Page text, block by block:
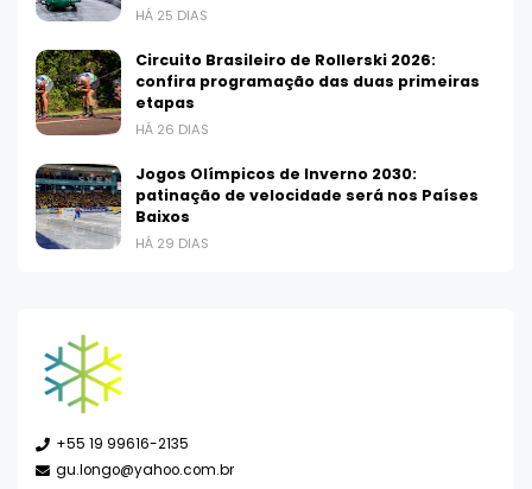
HÁ 25 DIAS
Circuito Brasileiro de Rollerski 2026:
confira programação das duas primeiras
etapas
HÁ 26 DIAS
Jogos Olímpicos de Inverno 2030:
patinação de velocidade será nos Países
Baixos
HÁ 29 DIAS
+55 19 99616-2135
gu.longo@yahoo.com.br